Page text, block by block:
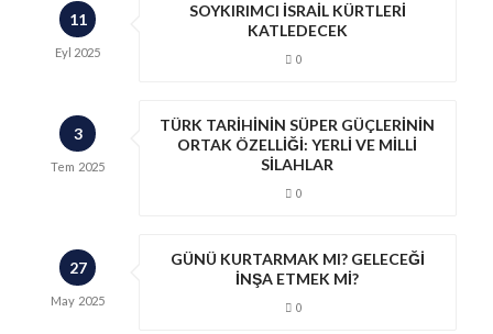
11
Eyl 2025
SOYKIRIMCI İSRAİL KÜRTLERİ
KATLEDECEK
0
3
Tem 2025
TÜRK TARİHİNİN SÜPER GÜÇLERİNİN
ORTAK ÖZELLİĞİ: YERLİ VE MİLLİ
SİLAHLAR
0
27
May 2025
GÜNÜ KURTARMAK MI? GELECEĞİ
İNŞA ETMEK Mİ?
0